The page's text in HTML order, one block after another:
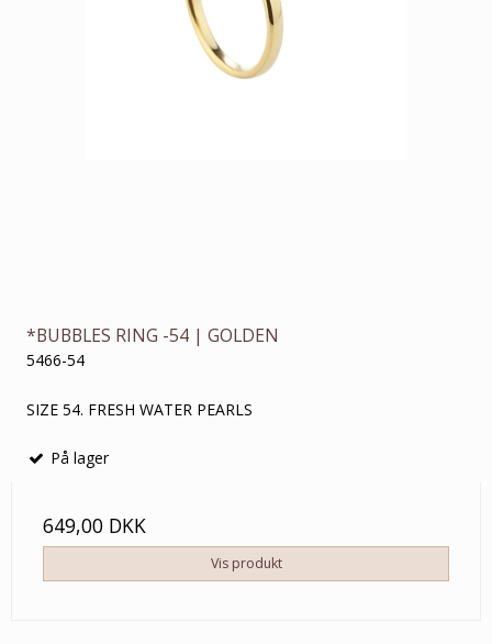
*BUBBLES RING -54 | GOLDEN
5466-54
SIZE 54. FRESH WATER PEARLS
På lager
649,00 DKK
Vis produkt